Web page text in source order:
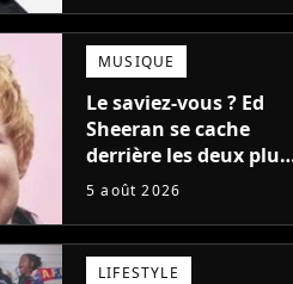
(et on ne parle pas du
bateau)
MUSIQUE
Le saviez-vous ? Ed
Sheeran se cache
derrière les deux plus
gros tubes du
5 août 2026
LIFESTYLE